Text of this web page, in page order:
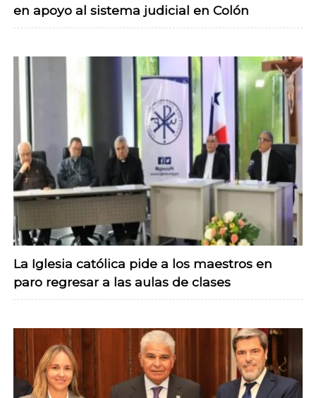
en apoyo al sistema judicial en Colón
La Iglesia católica pide a los maestros en
paro regresar a las aulas de clases